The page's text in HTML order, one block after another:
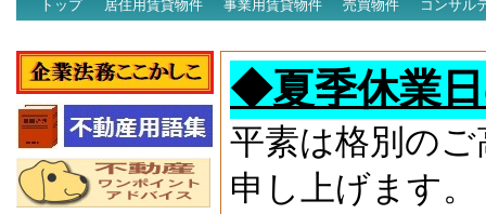
トップ 居住用賃貸物件 事業用賃貸物件 売買物件
コンサル
◆夏季休業
平素は格別の
申し上げます。